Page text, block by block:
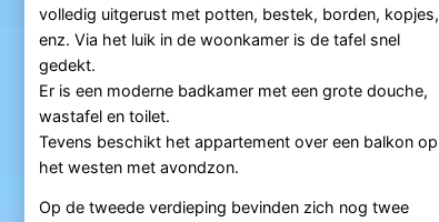
volledig uitgerust met potten, bestek, borden, kopjes,
enz. Via het luik in de woonkamer is de tafel snel
gedekt.
Er is een moderne badkamer met een grote douche,
wastafel en toilet.
Tevens beschikt het appartement over een balkon op
het westen met avondzon.
Op de tweede verdieping bevinden zich nog twee